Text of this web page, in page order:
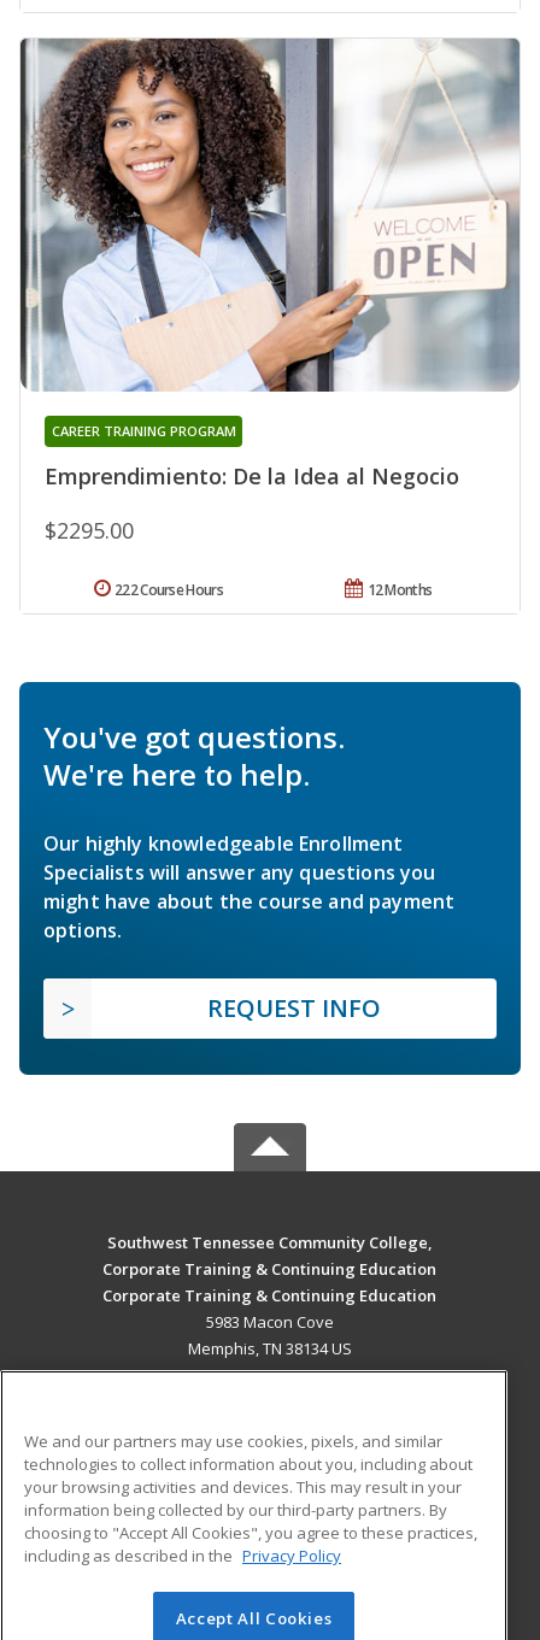
Emprendimiento: De la Idea al Negocio
CAREER TRAINING PROGRAM
$2295.00
12 Months
222 Course Hours
You've got questions.
We're here to help.
Our highly knowledgeable Enrollment
Specialists will answer any questions you
might have about the course and payment
options.
REQUEST INFO
Southwest Tennessee Community College,
Corporate Training & Continuing Education
Corporate Training & Continuing Education
5983 Macon Cove
Memphis, TN 38134 US
ADDITIONAL RESOURCES
Military
Financial Assistance
Help
Student Blog
© 2026 ed2go, a division of Cengage Learning. All rights
We and our partners may use cookies, pixels, and similar
technologies to collect information about you, including about
your browsing activities and devices. This may result in your
information being collected by our third-party partners. By
choosing to "Accept All Cookies", you agree to these practices,
including as described in the Privacy Policy
Accept All Cookies